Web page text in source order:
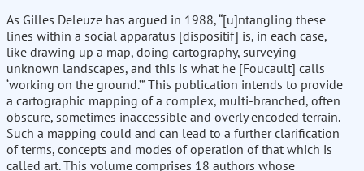
As Gilles Deleuze has argued in 1988, “[u]ntangling these
lines within a social apparatus [dispositif] is, in each case,
like drawing up a map, doing cartography, surveying
unknown landscapes, and this is what he [Foucault] calls
‘working on the ground.’” This publication intends to provide
a cartographic mapping of a complex, multi-branched, often
obscure, sometimes inaccessible and overly encoded terrain.
Such a mapping could and can lead to a further clarification
of terms, concepts and modes of operation of that which is
called art. This volume comprises 18 authors whose